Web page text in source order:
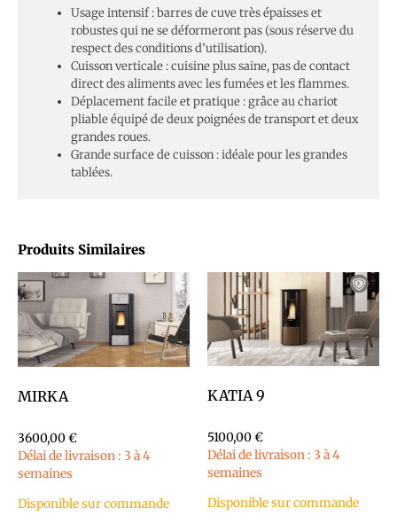
Usage intensif : barres de cuve très épaisses et
robustes qui ne se déformeront pas (sous réserve du
respect des conditions d’utilisation).
Cuisson verticale : cuisine plus saine, pas de contact
direct des aliments avec les fumées et les flammes.
Déplacement facile et pratique : grâce au chariot
pliable équipé de deux poignées de transport et deux
grandes roues.
Grande surface de cuisson : idéale pour les grandes
tablées.
Produits Similaires
MIRKA
3600,00€
Délai de livraison : 3 à 4
semaines
Disponible sur commande
KATIA 9
5100,00€
Délai de livraison : 3 à 4
semaines
Disponible sur commande